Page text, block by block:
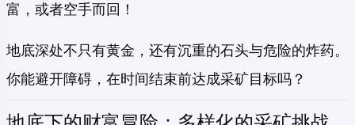
富，或者空手而回！
地底深处不只有黄金，还有沉重的石头与危险的炸药。
你能避开障碍，在时间结束前达成采矿目标吗？